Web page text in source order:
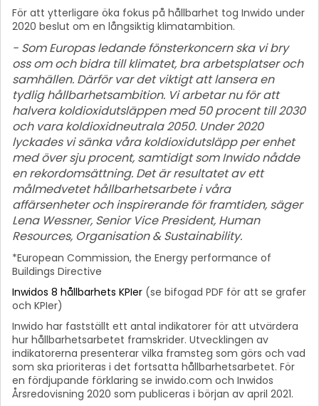
För att ytterligare öka fokus på hållbarhet tog Inwido under
2020 beslut om en långsiktig klimatambition.
- Som Europas ledande fönsterkoncern ska vi bry
oss om och bidra till klimatet, bra arbetsplatser och
samhällen. Därför var det viktigt att lansera en
tydlig hållbarhetsambition. Vi arbetar nu för att
halvera koldioxidutsläppen med 50 procent till 2030
och vara koldioxidneutrala 2050. Under 2020
lyckades vi sänka våra koldioxidutsläpp per enhet
med över sju procent, samtidigt som Inwido nådde
en rekordomsättning. Det är resultatet av ett
målmedvetet hållbarhetsarbete i våra
affärsenheter och inspirerande för framtiden, säger
Lena Wessner, Senior Vice President, Human
Resources, Organisation & Sustainability.
*European Commission, the Energy performance of
Buildings Directive
Inwidos 8 hållbarhets KPIer (se bifogad PDF för att se grafer
och KPIer)
Inwido har fastställt ett antal indikatorer för att utvärdera
hur hållbarhetsarbetet framskrider. Utvecklingen av
indikatorerna presenterar vilka framsteg som görs och vad
som ska prioriteras i det fortsatta hållbarhetsarbetet. För
en fördjupande förklaring se inwido.com och Inwidos
Årsredovisning 2020 som publiceras i början av april 2021.